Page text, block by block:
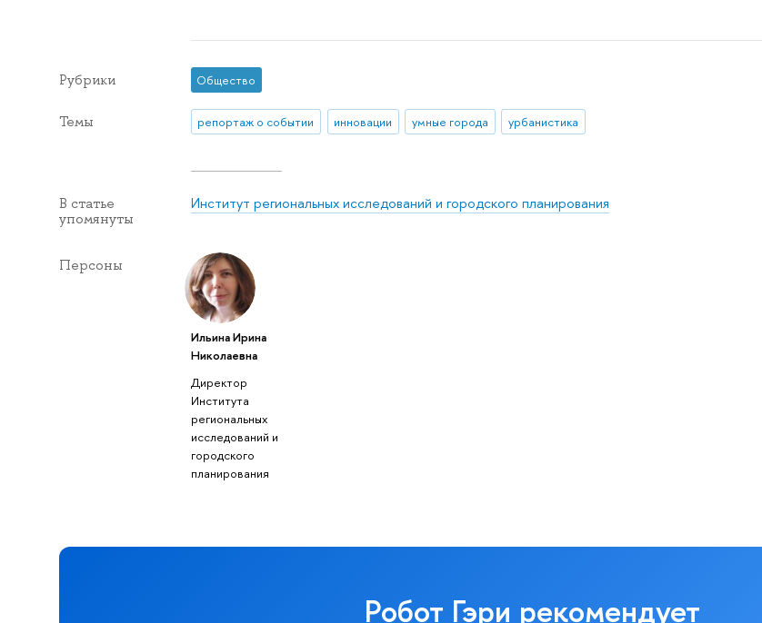
Рубрики Общество
Темы репортаж о событии инновации умные города урбанистика
В статье
упомянуты
Институт региональных исследований и городского планирования
Персоны
Ильина Ирина
Николаевна
Директор
Института
региональных
исследований и
городского
планирования
Робот Гэри рекомендует